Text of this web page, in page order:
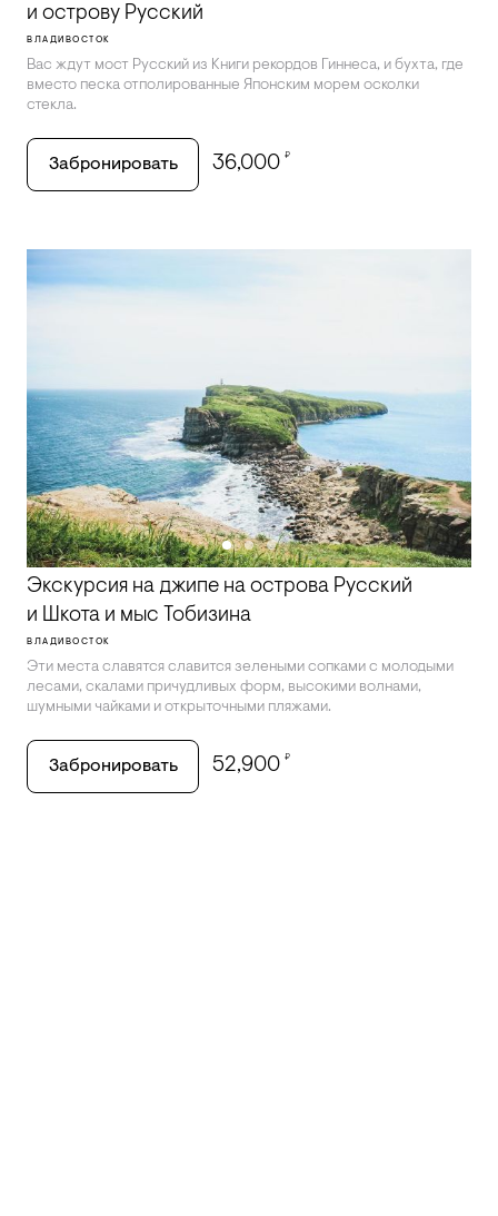
и острову Русский
ВЛАДИВОСТОК
Вас ждут мост Русский из Книги рекордов Гиннеса, и бухта, где
вместо песка отполированные Японским морем осколки
стекла.
Забронировать 36,000 ₽
Экскурсия на джипе на острова Русский
и Шкота и мыс Тобизина
ВЛАДИВОСТОК
Эти места славятся славится зелеными сопками с молодыми
лесами, скалами причудливых форм, высокими волнами,
шумными чайками и открыточными пляжами.
Забронировать 52,900 ₽